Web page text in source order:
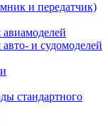
и передатчик)
и судомоделей
стандартного